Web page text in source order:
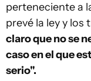
perteneciente a
prevé la ley y los
claro que no se
caso en el que
serio".